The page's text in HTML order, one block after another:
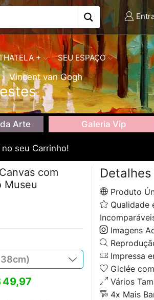
+ SEU ESPAÇO
Vincent van Gogh
Arte Galeria Vip
seu Carrinho!
com
Museu
49,97
Produto
Qualidade
Imagens
Impressa
Giclée
Vários
4x Mais